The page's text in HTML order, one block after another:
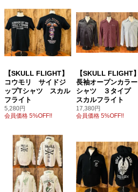
【SKULL FLIGHT】
コウモリ サイドジ
ップTシャツ スカル
フライト
5,280円
会員価格 5%OFF!!
【SKULL FLIGHT】
長袖オープンカラー
シャツ ３タイプ
スカルフライト
17,380円
会員価格 5%OFF!!